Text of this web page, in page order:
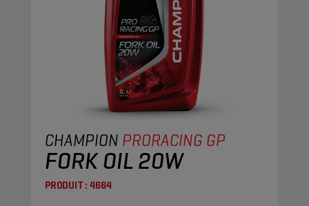
CHAMPION PRORACING GP
FORK OIL 20W
PRODUIT : 4664